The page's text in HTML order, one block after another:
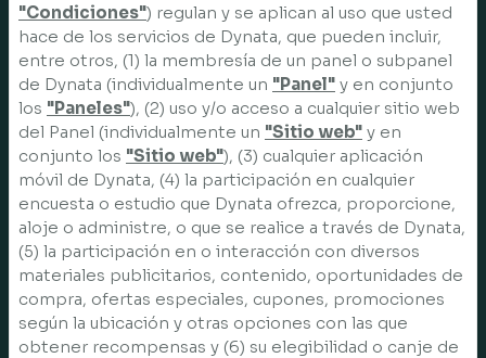
"Condiciones") regulan y se aplican al uso que usted
hace de los servicios de Dynata, que pueden incluir,
entre otros, (1) la membresía de un panel o subpanel
de Dynata (individualmente un "Panel" y en conjunto
los "Paneles"), (2) uso y/o acceso a cualquier sitio web
del Panel (individualmente un "Sitio web" y en
conjunto los "Sitio web"), (3) cualquier aplicación
móvil de Dynata, (4) la participación en cualquier
encuesta o estudio que Dynata ofrezca, proporcione,
aloje o administre, o que se realice a través de Dynata,
(5) la participación en o interacción con diversos
materiales publicitarios, contenido, oportunidades de
compra, ofertas especiales, cupones, promociones
según la ubicación y otras opciones con las que
obtener recompensas y (6) su elegibilidad o canje de